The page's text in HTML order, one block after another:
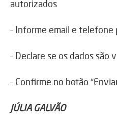
autorizados
– Informe email e telefone
– Declare se os dados são
– Confirme no botão
JÚLIA GALVÃO